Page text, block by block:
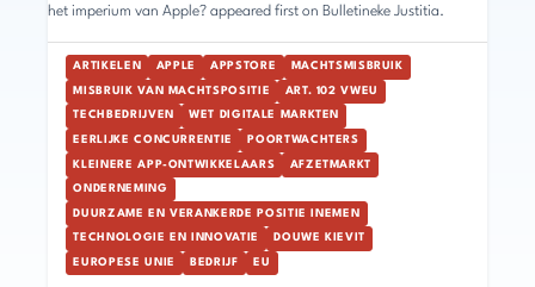
het imperium van Apple? appeared first on Bulletineke Justitia.
ARTIKELEN APPLE APPSTORE MACHTSMISBRUIK
MISBRUIK VAN MACHTSPOSITIE ART. 102 VWEU
TECHBEDRIJVEN WET DIGITALE MARKTEN
EERLIJKE CONCURRENTIE POORTWACHTERS
KLEINERE APP-ONTWIKKELAARS AFZETMARKT
ONDERNEMING
DUURZAME EN VERANKERDE POSITIE INEMEN
TECHNOLOGIE EN INNOVATIE DOUWE KIEVIT
EUROPESE UNIE BEDRIJF EU